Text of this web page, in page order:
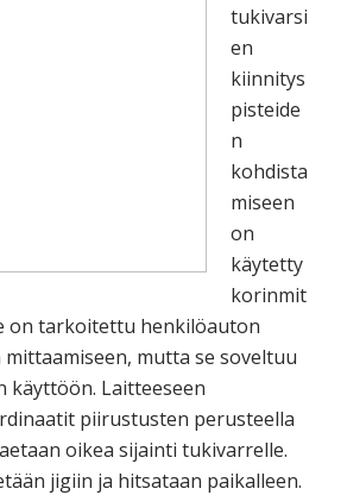
tukivarsi
en
kiinnitys
pisteide
n
kohdista
miseen
on
käytetty
korinmit
on tarkoitettu henkilöauton
mutta se soveltuu
käyttöön. Laitteeseen
piirustusten perusteella
oikea sijainti tukivarrelle.
jigiin ja hitsataan paikalleen.